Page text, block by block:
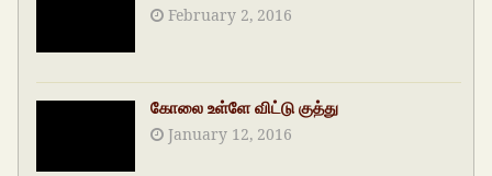
February 2, 2016
கோலை உள்ளே விட்டு குத்து
January 12, 2016